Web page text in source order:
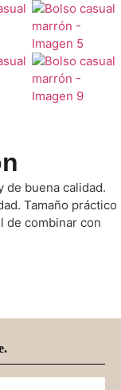
de buena calidad.
Tamaño práctico
de combinar con